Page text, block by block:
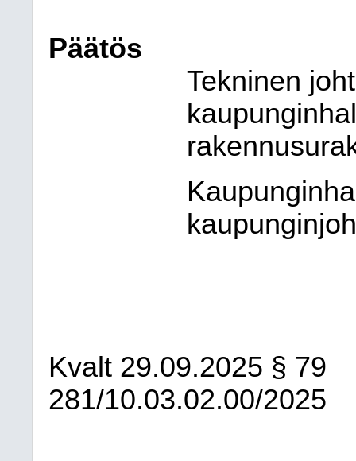
Päätös
Tekninen
Kvalt 29.09.2025 § 79
281/10.03.02.00/2025